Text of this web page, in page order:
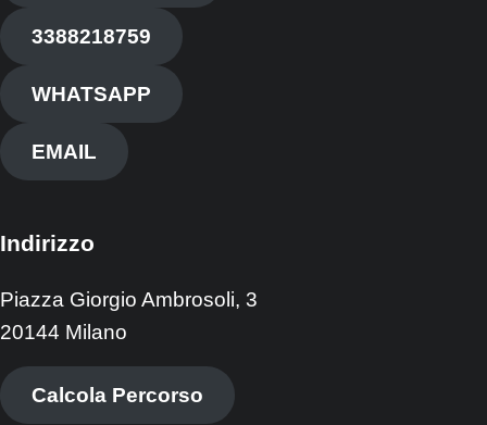
3388218759
WHATSAPP
EMAIL
Indirizzo
Piazza Giorgio Ambrosoli, 3
20144 Milano
Calcola Percorso